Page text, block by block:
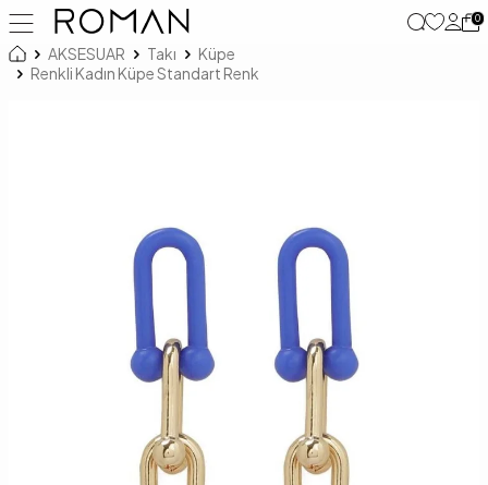
0
AKSESUAR Takı
Küpe
Renkli Kadın Küpe Standart Renk